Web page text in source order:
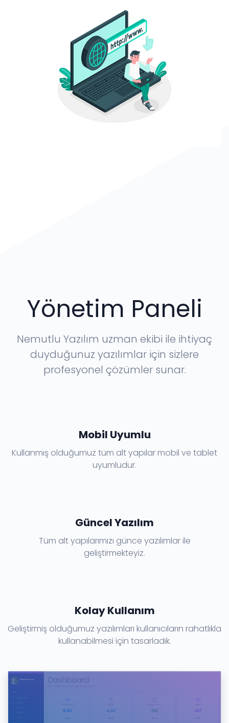
Yönetim Paneli
Nemutlu Yazılım uzman ekibi ile ihtiyaç
duyduğunuz yazılımlar için sizlere
profesyonel çözümler sunar.
Mobil Uyumlu
Kullanmış olduğumuz tüm alt yapılar mobil ve tablet
uyumludur.
Güncel Yazılım
Tüm alt yapılarımızı günce yazılımlar ile
geliştirmekteyiz.
Kolay Kullanım
Geliştirmiş olduğumuz yazılımları kullanıcıların rahatlıkla
kullanabilmesi için tasarladık.